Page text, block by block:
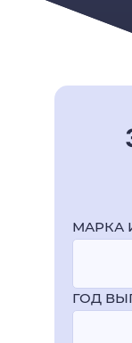
МАРКА
ГОД